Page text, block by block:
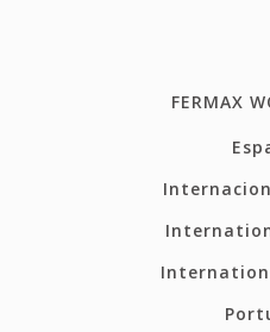
FERMAX